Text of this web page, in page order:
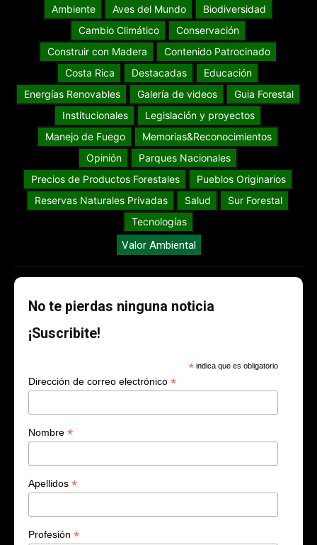
Ambiente
Aves del Mundo
Biodiversidad
Cambio Climático
Conservación
Construir con Madera
Contenido Patrocinado
Costa Rica
Destacadas
Educación
Energías Renovables
Galería de videos
Guia Forestal
Institucionales
Legislación y proyectos
Manejo de Fuego
Memorias&Reconocimientos
Opinión
Parques Nacionales
Precios de Productos Forestales
Pueblos Originarios
Reservas Naturales Privadas
Salud
Sur Forestal
Tecnologías
Valor Ambiental
No te pierdas ninguna noticia
¡Suscribite!
* indica que es obligatorio
Dirección de correo electrónico *
Nombre *
Apellidos *
Profesión *